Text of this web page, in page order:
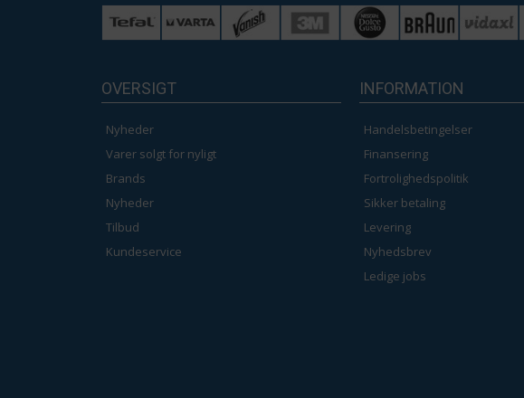
OVERSIGT
Nyheder
Varer solgt for nyligt
Brands
Nyheder
Tilbud
Kundeservice
INFORMATION
Handelsbetingelser
Finansering
Fortrolighedspolitik
Sikker betaling
Levering
Nyhedsbrev
Ledige jobs